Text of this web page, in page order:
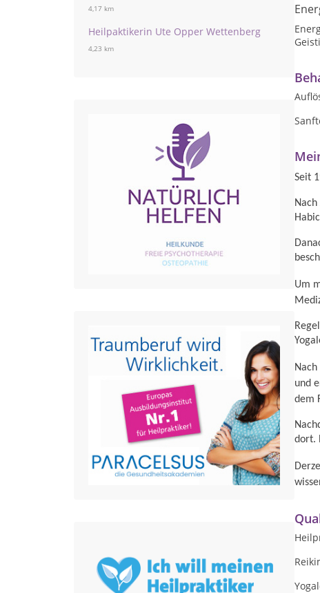
4,17 km
Heilpaktikerin Ute Opper Wettenberg
4,23 km
Seit
Um
und
dem
dort.